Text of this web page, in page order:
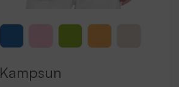
Kampsun